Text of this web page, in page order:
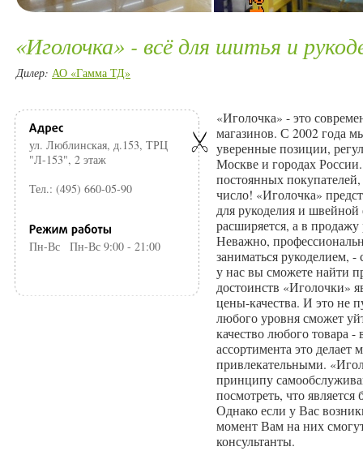
«Иголочка» - всё для шитья и
Дилер: АО «Гамма ТД»
ул. Люблинская, д.153, ТРЦ
"Л-153", 2 этаж
Тел.: (495) 660-05-90
Пн-Вс Пн-Вс 9:00 - 21:00
«Иголочка» - это
магазинов. С 2002 года
уверенные позиции,
Москве и городах
постоянных
число! «Иголочка»
для рукоделия и
расширяется, а в
Неважно,
заниматься рукоделием,
у нас вы сможете найти
достоинств «Иголочки»
цены-качества. И это не
любого уровня сможет
качество любого товара
ассортимента это
привлекательными.
принципу
посмотреть, что
Однако если у Вас
момент Вам на них
консультанты.